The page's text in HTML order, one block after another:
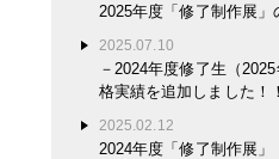
2025年度「修了制作展」
2025.07.10
－2024年度修了生（
格実績を追加しました！
2025.02.12
2024年度「修了制作展」